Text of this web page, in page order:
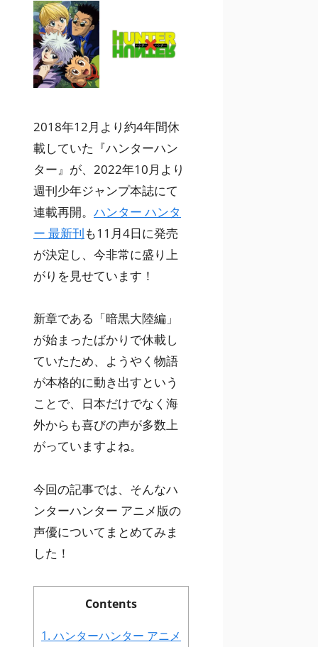
2018年12月より約4年間休
載していた『ハンターハン
ター』が、2022年10月より
週刊少年ジャンプ本誌にて
連載再開。 ハンター ハンタ
ー 最新刊も11月4日に発売
が決定し、今非常に盛り上
がりを見せています！
新章である「暗黒大陸編」
が始まったばかりで休載し
ていたため、ようやく物語
が本格的に動き出すという
ことで、日本だけでなく海
外からも喜びの声が多数上
がっていますよね。
今回の記事では、そんなハ
ンターハンター アニメ版の
声優についてまとめてみま
した！
Contents
1. ハンターハンター アニメ